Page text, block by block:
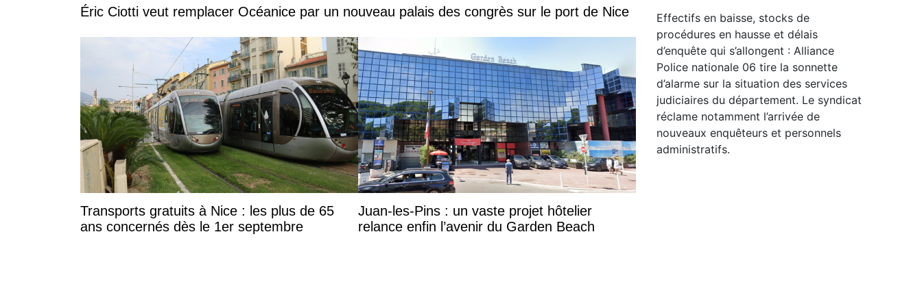
Éric Ciotti veut remplacer Océanice par un nouveau palais des congrès sur le port de Nice
Transports gratuits à Nice : les plus de 65
ans concernés dès le 1er septembre
Juan-les-Pins : un vaste projet hôtelier
relance enfin l’avenir du Garden Beach
Effectifs en baisse, stocks de
procédures en hausse et délais
d’enquête qui s’allongent : Alliance
Police nationale 06 tire la sonnette
d’alarme sur la situation des services
judiciaires du département. Le syndicat
réclame notamment l’arrivée de
nouveaux enquêteurs et personnels
administratifs.